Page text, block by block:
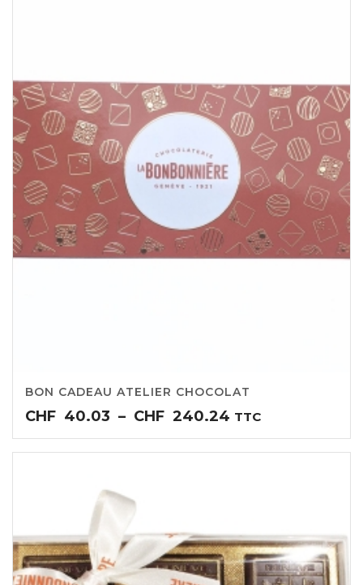
BON CADEAU ATELIER CHOCOLAT
CHF 40.03 – CHF 240.24 Plage
de
prix :
TTC